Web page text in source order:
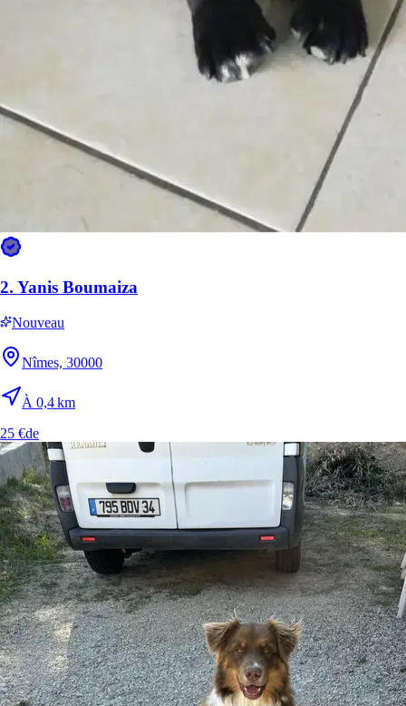
5.Lea Vidal
Nouveau
2. Yanis Boumaiza
Nouveau
Nîmes, 30000
À 0,4 km
25 €de